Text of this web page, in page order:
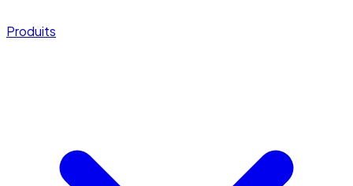
Produits